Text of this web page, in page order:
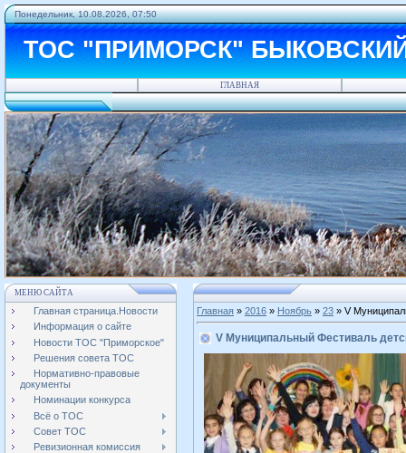
Понедельник, 10.08.2026, 07:50
ТОС "ПРИМОРСК"
ГЛАВНАЯ
МЕНЮ САЙТА
Главная страница.Новости
Информация о сайте
Новости ТОС "Приморское"
Решения совета ТОС
Нормативно-правовые
документы
Номинации конкурса
Всё о ТОС
Совет ТОС
Ревизионная комиссия
Главная » 2016 » Ноябрь » 23 » V
V Муниципальный Фестиваль